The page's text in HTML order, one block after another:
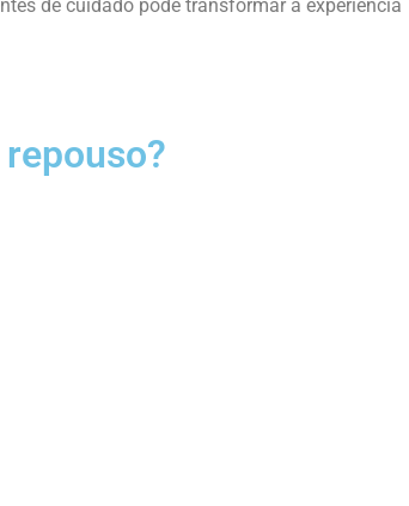
de cuidado pode transformar a experiência